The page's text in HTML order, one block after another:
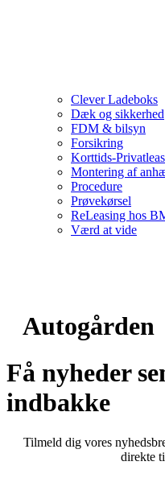
Clever Ladeboks
Dæk og sikkerhed
FDM & bilsyn
Forsikring
Korttids-
Montering af
Procedure
Prøvekørsel
ReLeasing hos
Værd at vide
Autogården
Få nyheder
indbakke
Tilmeld dig vores
direkte